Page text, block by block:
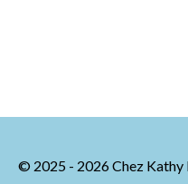
© 2025 - 2026 Chez Kathy